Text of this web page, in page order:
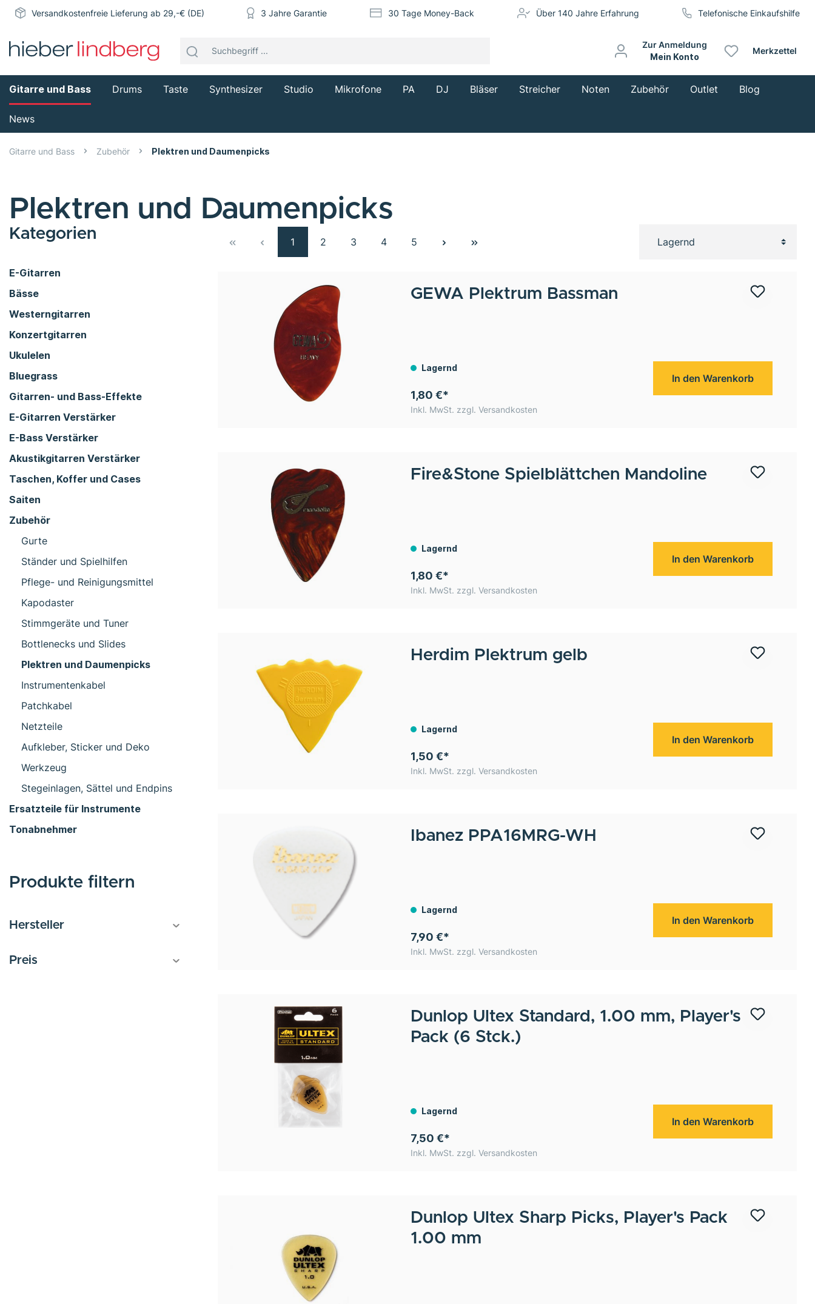
Versandkostenfreie Lieferung ab 29,-€ (DE) 3 Jahre Garantie 30 Tage Money-Back Über 140 Jahre Erfahrung Telefonische Einkaufshilfe
Zur Anmeldung
Mein Konto
Merkzettel
Gitarre und Bass Drums Taste Synthesizer Studio Mikrofone PA DJ Bläser Streicher Noten Zubehör Outlet Blog
News
Gitarre und Bass Zubehör Plektren und Daumenpicks
Plektren und Daumenpicks
Kategorien
E-Gitarren
Bässe
Westerngitarren
Konzertgitarren
Ukulelen
Bluegrass
Gitarren- und Bass-Effekte
E-Gitarren Verstärker
E-Bass Verstärker
Akustikgitarren Verstärker
Taschen, Koffer und Cases
Saiten
Zubehör
Gurte
Ständer und Spielhilfen
Pflege- und Reinigungsmittel
Kapodaster
Stimmgeräte und Tuner
Bottlenecks und Slides
Plektren und Daumenpicks
Instrumentenkabel
Patchkabel
Netzteile
Aufkleber, Sticker und Deko
Werkzeug
Stegeinlagen, Sättel und Endpins
Ersatzteile für Instrumente
Tonabnehmer
Produkte filtern
Hersteller
Preis
1 2 3 4 5
GEWA Plektrum Bassman
Lagernd
1,80 €*
Inkl. MwSt. zzgl. Versandkosten
In den Warenkorb
Fire&Stone Spielblättchen Mandoline
Lagernd
1,80 €*
Inkl. MwSt. zzgl. Versandkosten
In den Warenkorb
Herdim Plektrum gelb
Lagernd
1,50 €*
Inkl. MwSt. zzgl. Versandkosten
In den Warenkorb
Ibanez PPA16MRG-WH
Lagernd
7,90 €*
Inkl. MwSt. zzgl. Versandkosten
In den Warenkorb
Dunlop Ultex Standard, 1.00 mm, Player's
Pack (6 Stck.)
Lagernd
7,50 €*
Inkl. MwSt. zzgl. Versandkosten
In den Warenkorb
Dunlop Ultex Sharp Picks, Player's Pack
1.00 mm